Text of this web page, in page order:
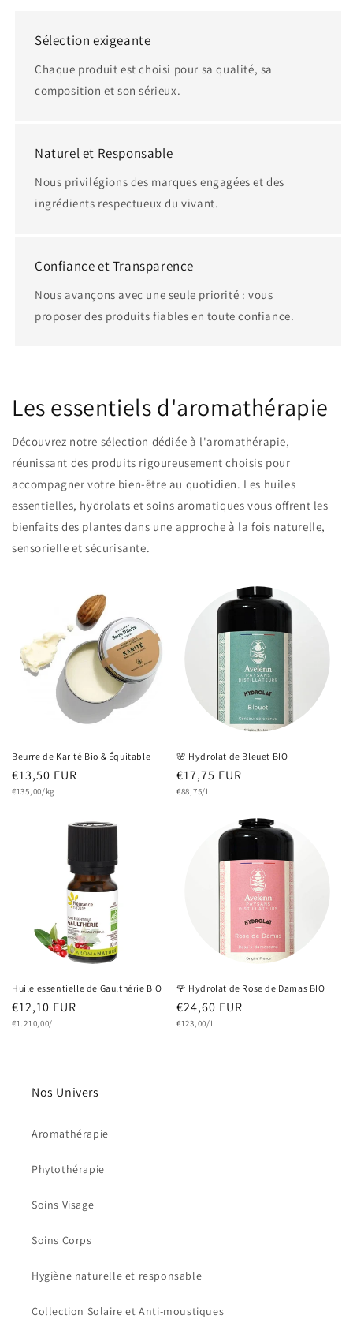
Sélection exigeante
Chaque produit est choisi pour sa qualité, sa
composition et son sérieux.
Naturel et Responsable
Nous privilégions des marques engagées et des
ingrédients respectueux du vivant.
Confiance et Transparence
Nous avançons avec une seule priorité : vous
proposer des produits fiables en toute confiance.
Les essentiels d'aromathérapie
Découvrez notre sélection dédiée à l'aromathérapie,
réunissant des produits rigoureusement choisis pour
accompagner votre bien-être au quotidien. Les huiles
essentielles, hydrolats et soins aromatiques vous offrent les
bienfaits des plantes dans une approche à la fois naturelle,
sensorielle et sécurisante.
Beurre de Karité Bio & Équitable
Prix
habituel
€13,50 EUR
Prix
€135,00/kg
🌸 Hydrolat de Bleuet BIO
Prix
habituel
€17,75 EUR
Prix
€88,75/L
Huile essentielle de Gaulthérie BIO
Prix
habituel
€12,10 EUR
Prix
€1.210,00/L
🌹 Hydrolat de Rose de Damas BIO
Prix
habituel
€24,60 EUR
Prix
€123,00/L
Nos Univers
Aromathérapie
Phytothérapie
Soins Visage
Soins Corps
Hygiène naturelle et responsable
Collection Solaire et Anti-moustiques